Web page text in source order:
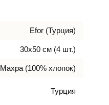
Efor (Турция)
30х50 см (4 шт.)
Махра (100% хлопок)
Турция